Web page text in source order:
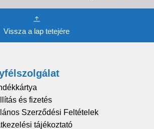
Vissza a lap tetejére
és fizetés
Szerződési Feltételek
tájékoztató